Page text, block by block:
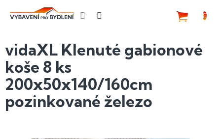
vidaXL Klenuté gabionové
koše 8 ks
200x50x140/160cm
pozinkované železo